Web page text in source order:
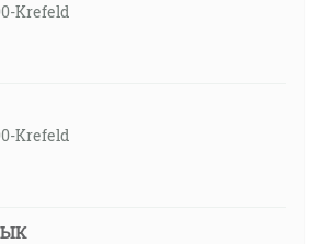
Krefeld
Krefeld